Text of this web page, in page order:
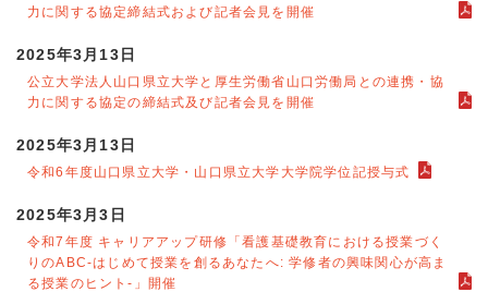
力に関する協定締結式および記者会見を開催
2025年3月13日
公立大学法人山口県立大学と厚生労働省山口労働局との連携・協
力に関する協定の締結式及び記者会見を開催
2025年3月13日
令和6年度山口県立大学・山口県立大学大学院学位記授与式
2025年3月3日
令和7年度 キャリアアップ研修「看護基礎教育における授業づく
りのABC-はじめて授業を創るあなたへ: 学修者の興味関心が高ま
る授業のヒント-」開催